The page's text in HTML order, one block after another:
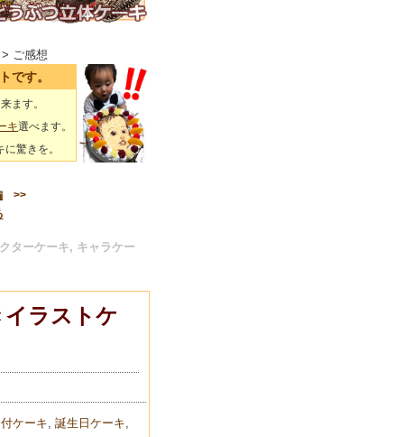
ご感想
です。
ます。
キ選べます。
驚きを。
>>
ターケーキ, キャラケー
ラストケ
ケーキ 誕生日ケーキ